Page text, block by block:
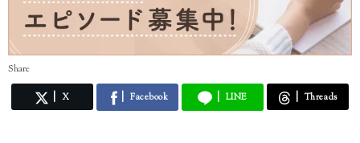
Share
X Facebook LINE Threads